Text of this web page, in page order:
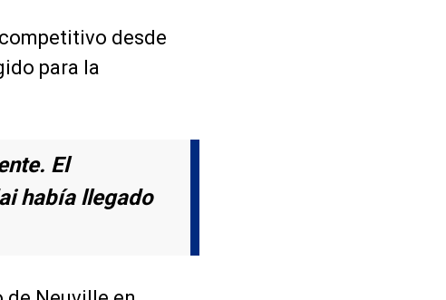
desde
para la
El
había llegado